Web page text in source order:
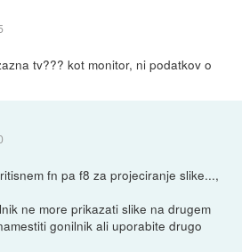
tv??? kot monitor, ni podatkov o
fn pa f8 za projeciranje slike...,
ne more prikazati slike na drugem
gonilnik ali uporabite drugo